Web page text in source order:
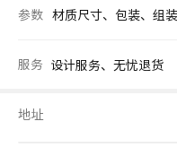
参数 材质尺寸、包装、组
服务 设计服务、无忧退货
地址